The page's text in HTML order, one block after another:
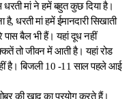
मां ने हमें बहुत कुछ दिया है।
धरती मां हमें ईमानदारी सिखाती
पास बैल भी हैं। यहां दूध नहीं
तो जीवन में आती है। यहां रोड
है। बिजली 10 -11 साल पहले आई
की खाद का प्रयोग करते हैं।